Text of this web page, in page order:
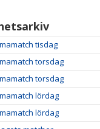
tisdag
torsdag
torsdag
lördag
lördag